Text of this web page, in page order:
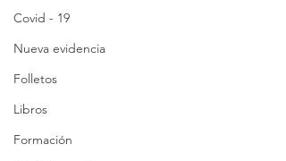
Covid - 19
Nueva evidencia
Folletos
Libros
Formación